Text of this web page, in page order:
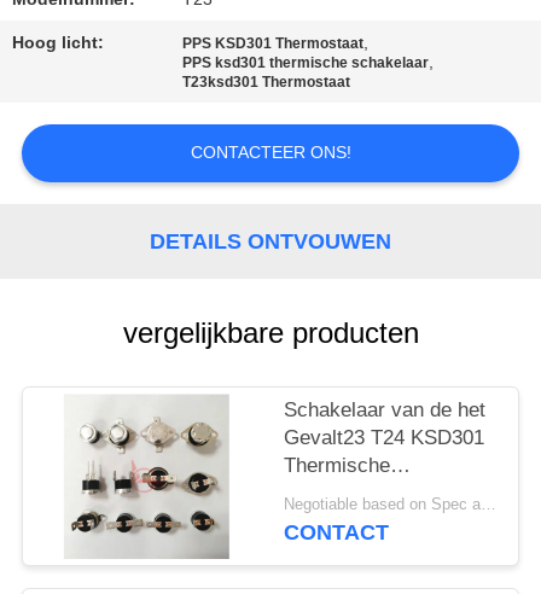
ONS
GEVALLEN
SITEMAP
POLICY
Hoog licht: PPS KSD301 Thermostaat,
PPS ksd301 thermische schakelaar,
T23ksd301 Thermostaat
CONTACTEER ONS!
DETAILS ONTVOUWEN
vergelijkbare producten
Schakelaar van de het
Gevalt23 T24 KSD301
Thermische
Beschermer van 16A
250V UL TUV VDE
Negotiable based on Spec and Qty. MOQ:1000pcs
CONTACT